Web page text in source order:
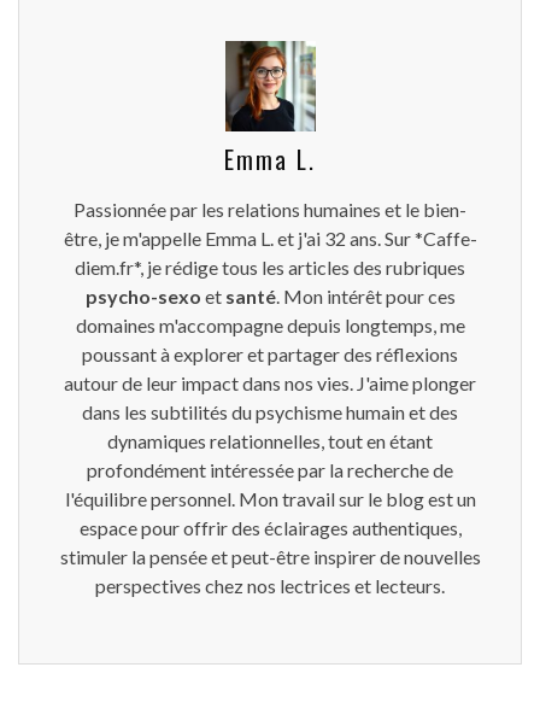
Emma L.
Passionnée par les relations humaines et le bien-
être, je m'appelle Emma L. et j'ai 32 ans. Sur *Caffe-
diem.fr*, je rédige tous les articles des rubriques
psycho-sexo et santé. Mon intérêt pour ces
domaines m'accompagne depuis longtemps, me
poussant à explorer et partager des réflexions
autour de leur impact dans nos vies. J'aime plonger
dans les subtilités du psychisme humain et des
dynamiques relationnelles, tout en étant
profondément intéressée par la recherche de
l'équilibre personnel. Mon travail sur le blog est un
espace pour offrir des éclairages authentiques,
stimuler la pensée et peut-être inspirer de nouvelles
perspectives chez nos lectrices et lecteurs.